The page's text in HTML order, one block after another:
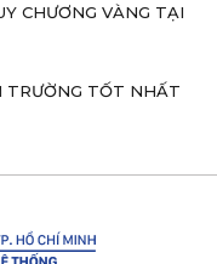
CHƯƠNG VÀNG TẠI
TRƯỜNG TỐT NHẤT